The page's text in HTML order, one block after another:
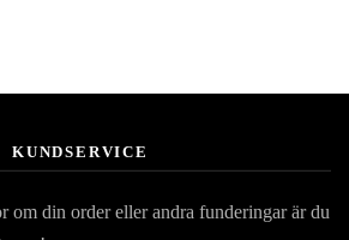
KUNDSERVICE
om din order eller andra funderingar är du